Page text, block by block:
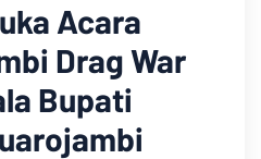
Acara
Drag War
Bupati